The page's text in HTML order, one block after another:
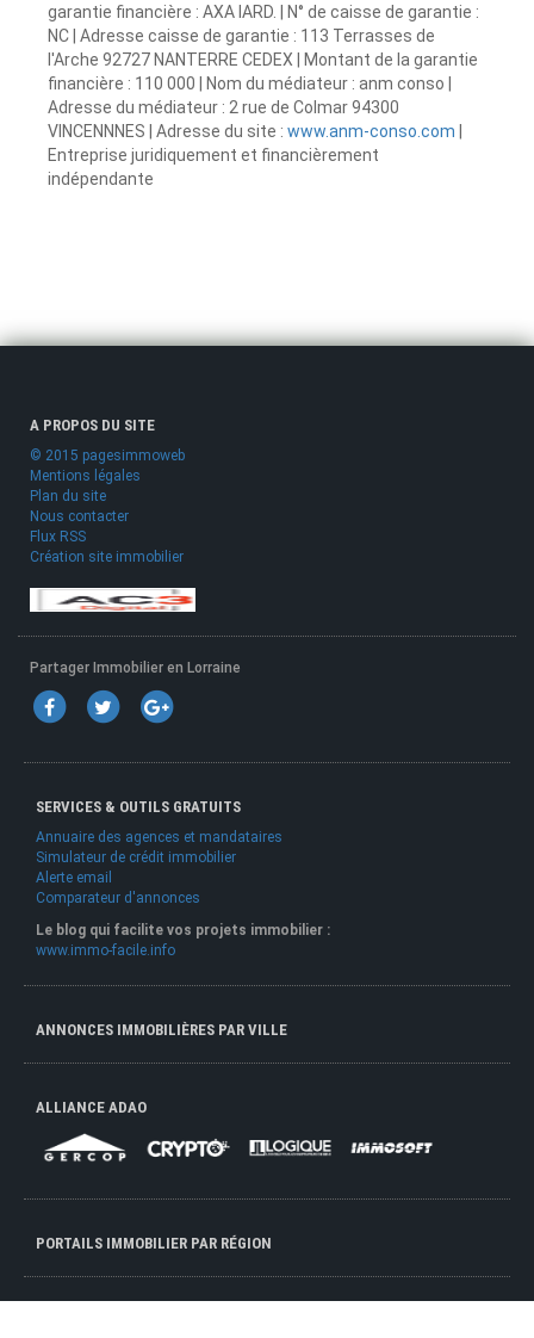
garantie financière : AXA IARD. | N° de caisse de garantie :
NC | Adresse caisse de garantie : 113 Terrasses de
l'Arche 92727 NANTERRE CEDEX | Montant de la garantie
financière : 110 000 | Nom du médiateur : anm conso |
Adresse du médiateur : 2 rue de Colmar 94300
VINCENNNES | Adresse du site : www.anm-conso.com
Entreprise juridiquement et financièrement
indépendante
A PROPOS DU SITE
© 2015 pagesimmoweb
Mentions légales
Plan du site
Nous contacter
Flux RSS
Création site immobilier
Partager Immobilier en Lorraine
SERVICES & OUTILS GRATUITS
Annuaire des agences et mandataires
Simulateur de crédit immobilier
Alerte email
Comparateur d'annonces
Le blog qui facilite vos projets immobilier :
www.immo-facile.info
ANNONCES IMMOBILIÈRES PAR VILLE
ALLIANCE ADAO
PORTAILS IMMOBILIER PAR RÉGION